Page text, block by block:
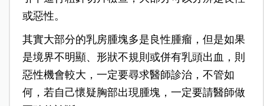
或惡性。
其實大部分的乳房腫塊多是良性腫瘤，但是如果
是境界不明顯、形狀不規則或併有乳頭出血，則
惡性機會較大，一定要尋求醫師診治，不管如
何，若自己懷疑胸部出現腫塊，一定要請醫師做